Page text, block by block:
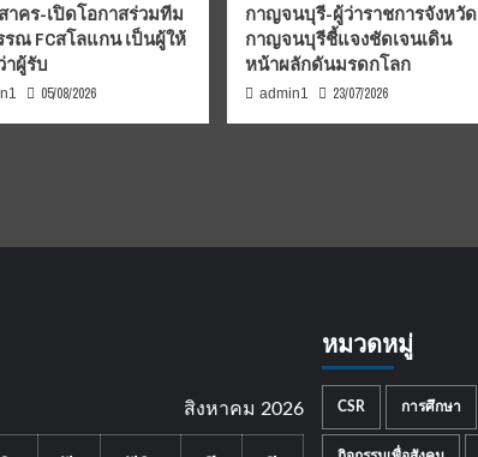
าคร-เปิดโอกาสร่วมทีม
รณ FCสโลแกน เป็นผู้ให้
าผู้รับ
05/08/2026
กาญจนบุรี-ผู้ว่าราชการจังหวัด
กาญจนบุรีชี้แจงชัดเจนเดิน
หน้าผลักดันมรดกโลก
admin1 23/07/2026
สิงหาคม 2026
หมวดหมู่
CSR การศึกษา